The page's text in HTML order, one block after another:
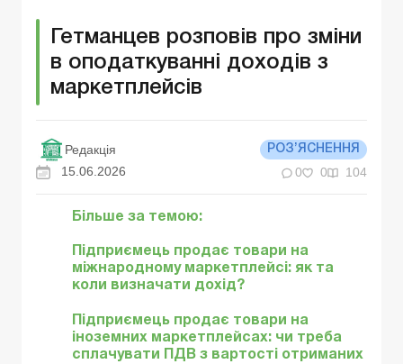
Гетманцев розповів про зміни
в оподаткуванні доходів з
маркетплейсів
Редакція РОЗ’ЯСНЕННЯ
15.06.2026 0 0 104
Більше за темою:
Підприємець продає товари на
міжнародному маркетплейсі: як та
коли визначати дохід?
Підприємець продає товари на
іноземних маркетплейсах: чи треба
сплачувати ПДВ з вартості отриманих